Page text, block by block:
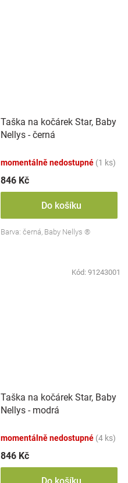
Taška na kočárek Star, Baby
Nellys - černá
momentálně nedostupné (1 ks)
846 Kč
Do košíku
Barva: černá, Baby Nellys ®
Kód: 91243001
Taška na kočárek Star, Baby
Nellys - modrá
momentálně nedostupné (4 ks)
846 Kč
Do košíku